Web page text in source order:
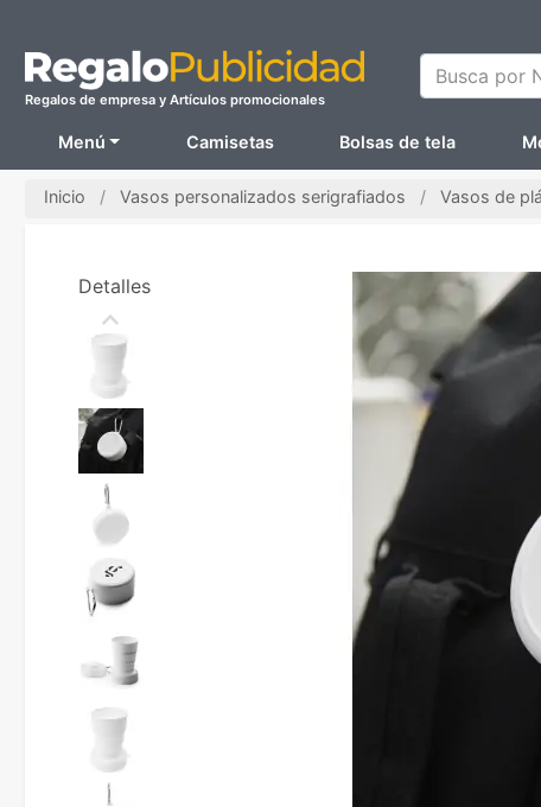
Regalos de empresa y Artículos promocionales
Busca por
Menú Camisetas Bolsas de tela
Inicio Vasos personalizados serigrafiados Vasos de
Detalles